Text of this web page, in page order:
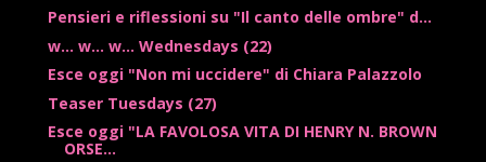
Pensieri e riflessioni su "Il canto delle ombre" d...
w... w... w... Wednesdays (22)
Esce oggi "Non mi uccidere" di Chiara Palazzolo
Teaser Tuesdays (27)
Esce oggi "LA FAVOLOSA VITA DI HENRY N. BROWN
ORSE...